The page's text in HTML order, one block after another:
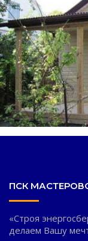
ПСК
«Строя
делаем Вашу